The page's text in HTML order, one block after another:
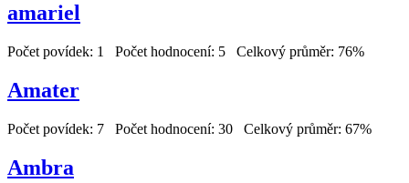
amariel
Počet povídek: 1 Počet hodnocení: 5 Celkový průměr: 76%
Amater
Počet povídek: 7 Počet hodnocení: 30 Celkový průměr: 67%
Ambra